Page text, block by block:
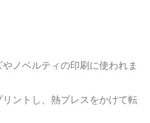
ノベルティの印刷に使われま
ントし、熱プレスをかけて転